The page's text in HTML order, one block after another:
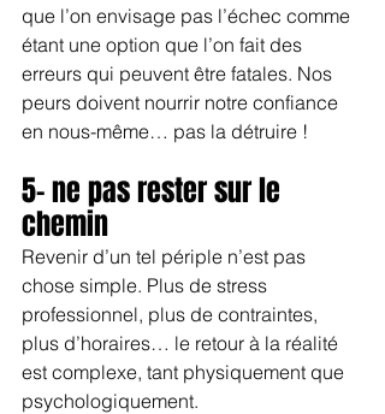
que l’on envisage pas l’échec comme
étant une option que l’on fait des
erreurs qui peuvent être fatales. Nos
peurs doivent nourrir notre confiance
en nous-même… pas la détruire !
5- ne pas rester sur le
chemin
Revenir d’un tel périple n’est pas
chose simple. Plus de stress
professionnel, plus de contraintes,
plus d’horaires… le retour à la réalité
est complexe, tant physiquement que
psychologiquement.